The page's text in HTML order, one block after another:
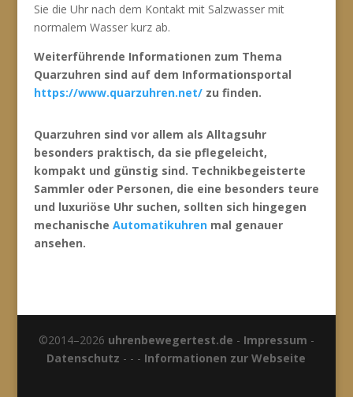
Sie die Uhr nach dem Kontakt mit Salzwasser mit
normalem Wasser kurz ab.
Weiterführende Informationen zum Thema
Quarzuhren sind auf dem Informationsportal
https://www.quarzuhren.net/zu finden.
Quarzuhren sind vor allem als Alltagsuhr
besonders praktisch, da sie pflegeleicht,
kompakt und günstig sind. Technikbegeisterte
Sammler oder Personen, die eine besonders teure
und luxuriöse Uhr suchen, sollten sich hingegen
mechanische Automatikuhrenmal genauer
ansehen.
©2014–2026 uhrenbewegertest.de - Impressum -
Datenschutz - - - Informationen zur Webseite